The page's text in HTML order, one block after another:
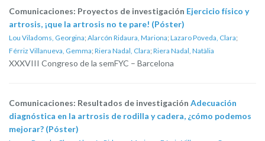
Comunicaciones: Proyectos de investigación Ejercicio físico y
artrosis, ¡que la artrosis no te pare! (Póster)
Lou Viladoms, Georgina; Alarcón Ridaura, Mariona; Lazaro Poveda, Clara;
Férriz Villanueva, Gemma; Riera Nadal, Clara; Riera Nadal, Natàlia
XXXVIII Congreso de la semFYC – Barcelona
Comunicaciones: Resultados de investigación Adecuación
diagnóstica en la artrosis de rodilla y cadera, ¿cómo podemos
mejorar? (Póster)